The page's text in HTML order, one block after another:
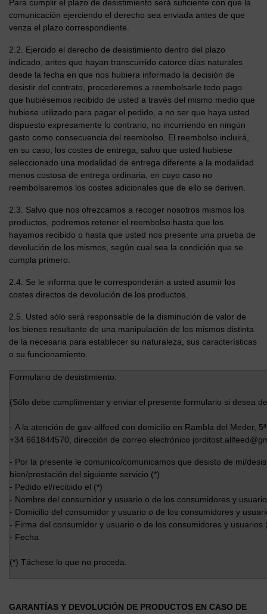
Para cumplir el plazo de desistimiento será suficiente con que la
comunicación ejerciendo el derecho sea enviada antes de que
venza el plazo correspondiente.
2.2. Ejercido el derecho de desistimiento dentro del plazo
indicado, antes que hayan transcurrido catorce días naturales
desde la fecha en que nos hubiera informado la decisión de
desistir del contrato, procederemos a reembolsarle todo pago
que hubiésemos recibido de usted a través del mismo medio que
hubiese utilizado para pagar el pedido, a no ser que haya usted
dispuesto expresamente lo contrario, no incurriendo en ningún
gasto como consecuencia del reembolso. El reembolso incluirá,
en su caso, los costes de entrega, salvo que usted hubiese
seleccionado una modalidad de entrega diferente a la modalidad
menos costosa de entrega ordinaria, en cuyo caso no
reembolsaremos los costes adicionales que de ello se deriven.
2.3. Salvo que nos ofrezcamos a recoger nosotros mismos los
productos, podremos retener el reembolso hasta que los
hayamos recibido o hasta que usted nos presente una prueba de
devolución de los mismos, según cual sea la condición que se
cumpla primero.
2.4. Se le informa que le corresponderán a usted asumir los
costes directos de devolución de los productos.
2.5. Usted sólo será responsable de la disminución de valor de
los bienes resultante de una manipulación de los mismos distinta
de la necesaria para establecer su naturaleza, sus características
o su funcionamiento.
Formulario de desistimiento:
(Sólo debe cumplimentar y enviar el presente formulario si desea
- A la atención de gav-allfeed con domicilio en Rambla del Meder,
+34 661844570, dirección de correo electrónico
- Por la presente le comunico/comunicamos que desisto de mi/
bien/prestación del siguiente servicio (*)
- Pedido el/recibido el (*)
- Nombre del consumidor y usuario o de los consumidores y
- Domicilio del consumidor y usuario o de los consumidores y
- Firma del consumidor y usuario o de los consumidores y
- Fecha
(*) Táchese lo que no proceda.
GARANTÍAS Y DEVOLUCIÓN DE PRODUCTOS EN CASO DE